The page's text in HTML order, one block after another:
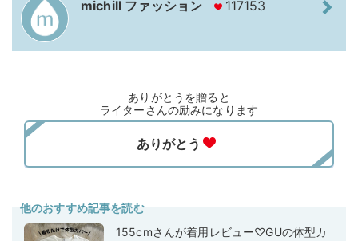
michill ファッション 117153
ありがとうを贈ると
ライターさんの励みになります
他のおすすめ記事を読む
155cmさんが着用レビュー♡GUの体型カ